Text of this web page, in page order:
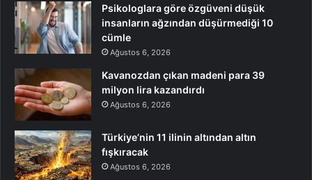
Psikologlara göre özgüveni düşük
insanların ağzından düşürmediği 10
cümle
Ağustos 6, 2026
Kavanozdan çıkan madeni para 39
milyon lira kazandırdı
Ağustos 6, 2026
Türkiye’nin 11 ilinin altından altın
fışkıracak
Ağustos 6, 2026